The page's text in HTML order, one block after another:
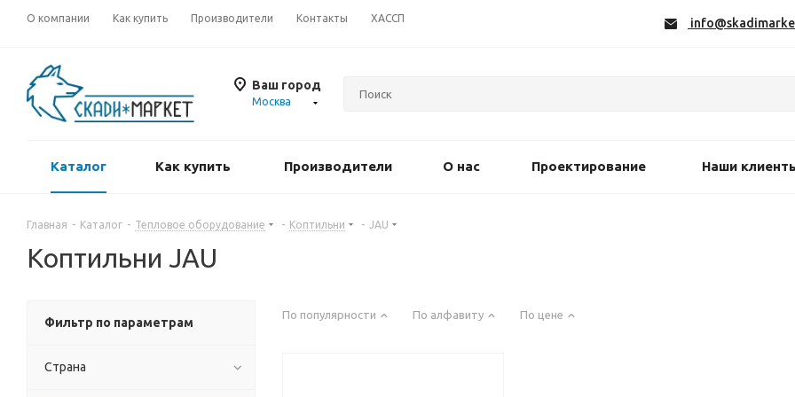
О компании Как купить Производители Контакты ХАССП
Ваш город
Москва
Каталог Как купить Производители О нас Проектирование Наши
Главная - Каталог - Тепловое оборудование - Коптильни - JAU
Коптильни JAU
По популярности По алфавиту По цене
Фильтр по параметрам
Страна